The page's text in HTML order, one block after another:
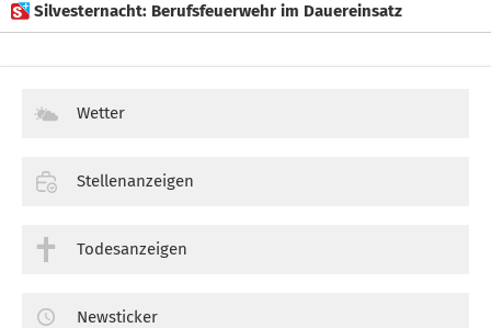
 Silvesternacht: Berufsfeuerwehr im Dauereinsatz
Wetter
Stellenanzeigen
Todesanzeigen
Newsticker